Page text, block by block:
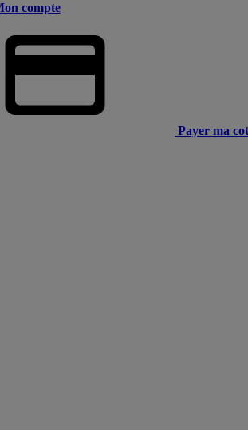
compte
Payer ma